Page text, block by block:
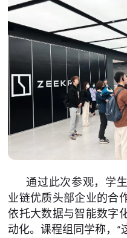
通过此次参观，学
业链优质头部企业的合
依托大数据与智能数字
动化。课程组同学称，